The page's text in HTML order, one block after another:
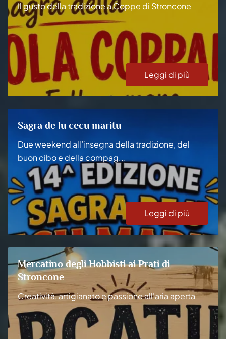
Il gusto della tradizione a Coppe di Stroncone
Leggi di più
Sagra de lu cecu maritu
Due weekend all’insegna della tradizione, del
buon cibo e della compag...
Leggi di più
Mercatino degli Hobbisti ai Prati di
Stroncone
Creatività, artigianato e passione all'aria aperta